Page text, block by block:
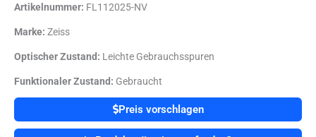
Artikelnummer: FL112025-NV
Marke: Zeiss
Optischer Zustand: Leichte Gebrauchsspuren
Funktionaler Zustand: Gebraucht
Preis vorschlagen